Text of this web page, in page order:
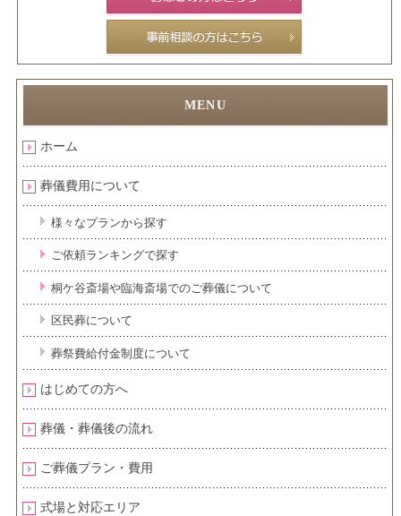
ホーム
葬儀費用について
様々なプランから探す
ご依頼ランキングで探す
桐ケ谷斎場や臨海斎場でのご葬儀について
区民葬について
葬祭費給付金制度について
はじめての方へ
葬儀・葬儀後の流れ
ご葬儀プラン・費用
式場と対応エリア